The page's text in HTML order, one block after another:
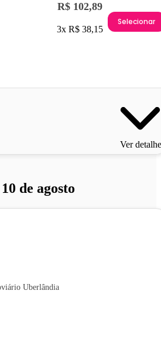
R$ 102,89
3x R$ 38,15
Selecionar
Ver
de agosto
Uberlândia